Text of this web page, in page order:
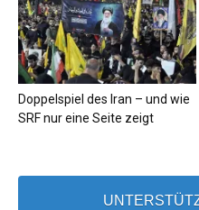
Doppelspiel des Iran – und wie
SRF nur eine Seite zeigt